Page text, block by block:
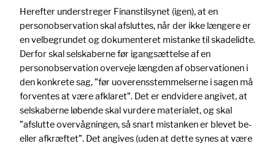
Herefter understreger Finanstilsynet (igen), at en
personobservation skal afsluttes, når der ikke længere er
en velbegrundet og dokumenteret mistanke til skadelidte.
Derfor skal selskaberne før igangsættelse af en
personobservation overveje længden af observationen i
den konkrete sag, ”før uoverensstemmelserne i sagen må
forventes at være afklaret”. Det er endvidere angivet, at
selskaberne løbende skal vurdere materialet, og skal
”afslutte overvågningen, så snart mistanken er blevet be-
eller afkræftet”. Det angives (uden at dette synes at være